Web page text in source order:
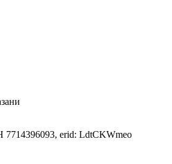
erid: LdtCKWmeo